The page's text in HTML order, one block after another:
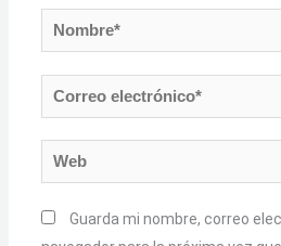
Nombre*
Correo
electrónico*
Web
Guarda mi nombre, correo